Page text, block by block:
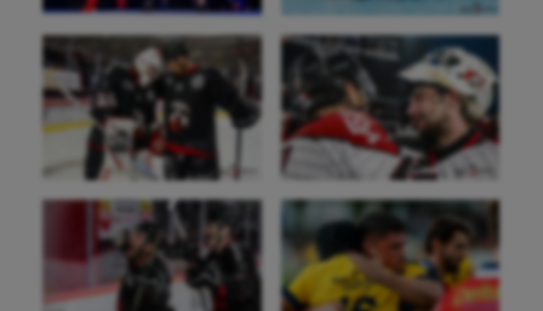
Futsal
Golf
Gymnastique
Gymnastique rythmique
Haltérophilie
Handisport
Hippisme